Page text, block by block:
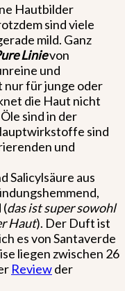
Hautbilder
sind viele
mild. Ganz
Linievon
und
nur für junge oder
die Haut nicht
sind in der
sind
und
aus
(das ist super sowohl
Haut). Der Duft ist
es von Santaverde
liegen zwischen 26
Reviewder